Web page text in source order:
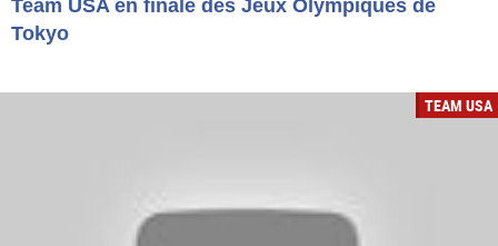
Team USA en finale des Jeux Olympiques de
Tokyo
TEAM USA